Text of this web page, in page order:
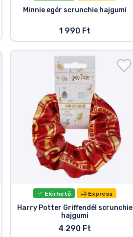
Minnie egér scrunchie hajgumi
1 990 Ft
Elérhető Express
Harry Potter Griffendél scrunchie
hajgumi
4 290 Ft